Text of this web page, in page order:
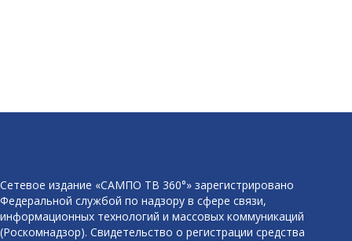
Сетевое издание «САМПО ТВ 360°» зарегистрировано
Федеральной службой по надзору в сфере связи,
информационных технологий и массовых коммуникаций
(Роскомнадзор). Свидетельство о регистрации средства